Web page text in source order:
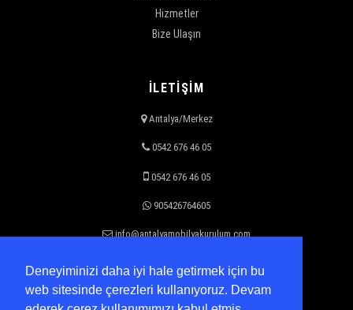
Deneyiminizi daha iyi hale getirmek için bu
web sitesinde çerezleri kullanıyoruz. Devam
Hizmetler
Bize Ulaşın
İLETİŞİM
Antalya/Merkez
0542 676 46 05
0542 676 46 05
905426764605
info@antalyamobilyakurulum.com
ÇALIŞMA SAATLERİ